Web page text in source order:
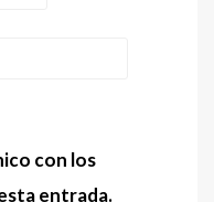
con los
entrada.